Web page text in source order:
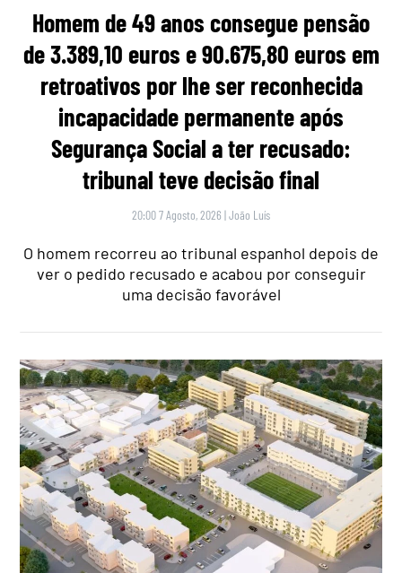
Homem de 49 anos consegue pensão
de 3.389,10 euros e 90.675,80 euros em
retroativos por lhe ser reconhecida
incapacidade permanente após
Segurança Social a ter recusado:
tribunal teve decisão final
20:00 7 Agosto, 2026 |João Luís
O homem recorreu ao tribunal espanhol depois de
ver o pedido recusado e acabou por conseguir
uma decisão favorável